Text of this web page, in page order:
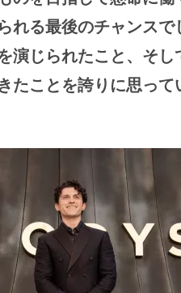
れる最後のチャンス
演じられたこと、そ
たことを誇りに思って